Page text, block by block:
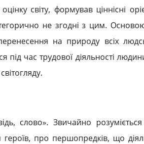
світу, формував ціннісні
не згодні з цим.
на природу всіх
під час трудової діяльності
слово». Звичайно
про першопредків, що